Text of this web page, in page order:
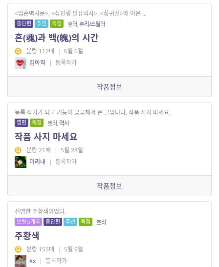
<입춘벽사문>, <삼인행 필유적사>, <창귀전>에 이은 ...
중단편 추천 독점 호러, 추리/스릴러
혼(魂)과 백(魄)의 시간
분량 112매 | 6월 6일
김아직
| 등록작가
작품정보
등록 작가가 되고 기능이 궁금해서 쓴 글입니다. 작품 사지 마세요.
엽편 독점 호러, 역사
작품 사지 마세요
분량 21매 | 5월 28일
미리내
| 등록작가
작품정보
선명한 주황색이었다.
브릿G계약 중단편 추천 독점 호러
주황색
분량 155매 | 5월 9일
Xx | 등록작가